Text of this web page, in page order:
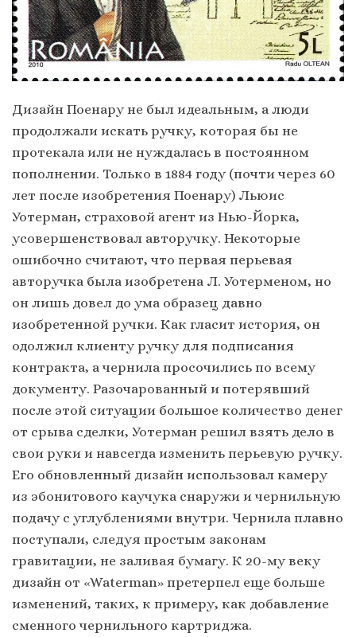
Дизайн Поенару не был идеальным, а люди
продолжали искать ручку, которая бы не
протекала или не нуждалась в постоянном
пополнении. Только в 1884 году (почти через 60
лет после изобретения Поенару) Льюис
Уотерман, страховой агент из Нью-Йорка,
усовершенствовал авторучку. Некоторые
ошибочно считают, что первая перьевая
авторучка была изобретена Л. Уотерменом, но
он лишь довел до ума образец давно
изобретенной ручки. Как гласит история, он
одолжил клиенту ручку для подписания
контракта, а чернила просочились по всему
документу. Разочарованный и потерявший
после этой ситуации большое количество денег
от срыва сделки, Уотерман решил взять дело в
свои руки и навсегда изменить перьевую ручку.
Его обновленный дизайн использовал камеру
из эбонитового каучука снаружи и чернильную
подачу с углублениями внутри. Чернила плавно
поступали, следуя простым законам
гравитации, не заливая бумагу. К 20-му веку
дизайн от «Waterman» претерпел еще больше
изменений, таких, к примеру, как добавление
сменного чернильного картриджа.